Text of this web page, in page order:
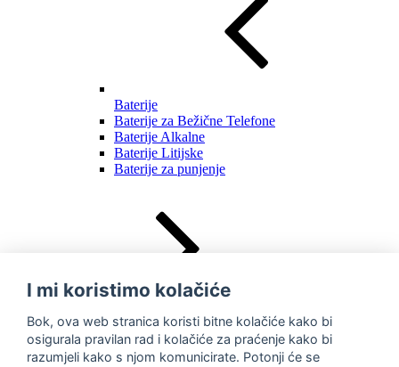
Baterije
Baterije za Bežične Telefone
Baterije Alkalne
Baterije Litijske
Baterije za punjenje
oprema
I mi koristimo kolačiće
Bok, ova web stranica koristi bitne kolačiće kako bi
osigurala pravilan rad i kolačiće za praćenje kako bi
razumjeli kako s njom komunicirate. Potonji će se